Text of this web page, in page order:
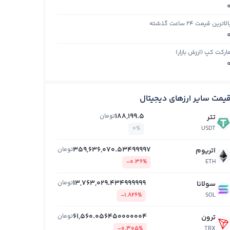
0
قیمت ۲۴ ساعت گذشته
0
مارکت کپ (ارزش بازار)
0
قیمت سایر ارزهای دیجیتال
تتر
USDT
188,199.5تومان
0%
اتریوم
ETH
359,636,070.53499997تومان
-0.36%
سولانا
SOL
13,763,029.434999999تومان
-1.826%
ترون 61,560.056450000004تومان